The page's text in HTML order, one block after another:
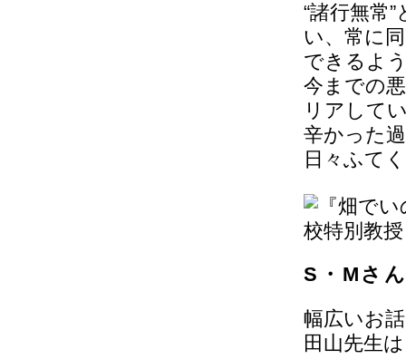
“諸行無常
い、常に
できるよ
今までの
リアして
辛かった
日々ふて
S・Mさ
幅広いお
田山先生